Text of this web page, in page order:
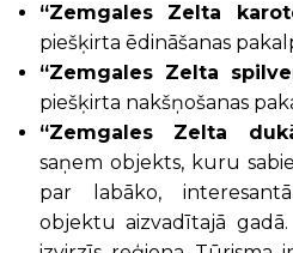
“Zemgales Zelta
piešķirta ēdināšanas
“Zemgales Zelta
piešķirta nakšņošanas
“Zemgales Zelta
saņem objekts, kuru
par labāko,
objektu aizvadītajā